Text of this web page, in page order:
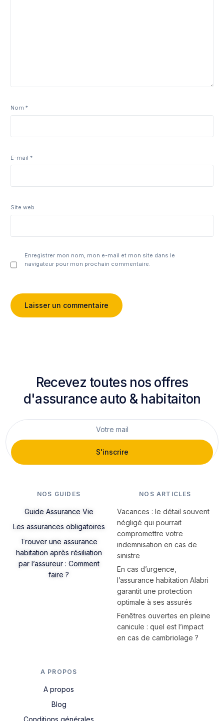
Nom*
E-mail*
Site web
Enregistrer mon nom, mon e-mail et mon site dans le
navigateur pour mon prochain commentaire.
Recevez toutes nos offres
d'assurance auto & habitaiton
S'inscrire
NOS GUIDES
Guide Assurance Vie
Les assurances obligatoires
Trouver une assurance
habitation après résiliation
par l’assureur : Comment
faire ?
NOS ARTICLES
Vacances : le détail souvent
négligé qui pourrait
compromettre votre
indemnisation en cas de
sinistre
En cas d’urgence,
l’assurance habitation Alabri
garantit une protection
optimale à ses assurés
Fenêtres ouvertes en pleine
canicule : quel est l’impact
en cas de cambriolage ?
A PROPOS
A propos
Blog
Conditions générales